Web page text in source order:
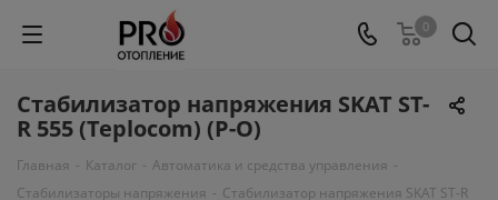
0
Стабилизатор напряжения SKAT ST-
R 555 (Teplocom) (Р-О)
Главная - Каталог - Автоматика и средства управления -
Стабилизаторы напряжения - Стабилизатор напряжения SKAT ST-R